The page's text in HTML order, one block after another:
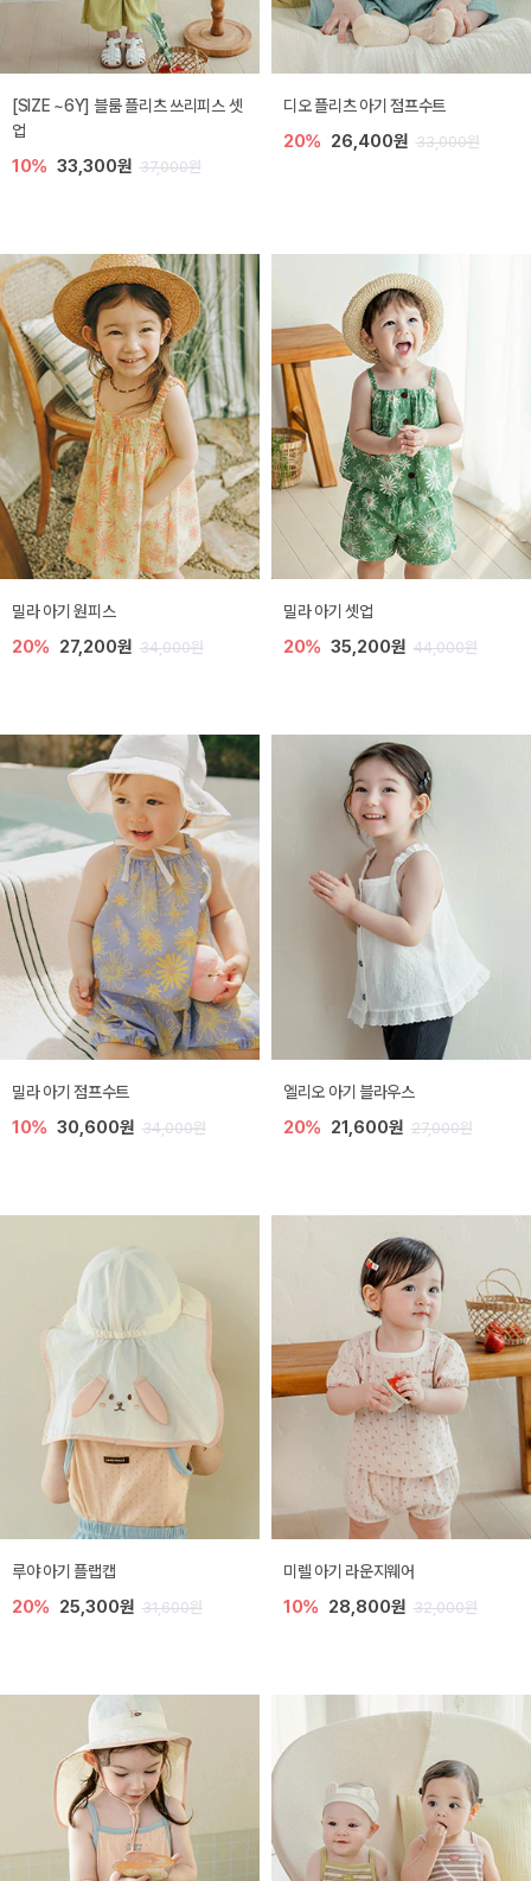
[SIZE ~6Y] 블룸 플리츠 쓰리피스 셋
업
10% 33,300원 37,000원
디오 플리츠 아기 점프수트
20% 26,400원 33,000원
밀라 아기 원피스
20% 27,200원 34,000원
밀라 아기 셋업
20% 35,200원 44,000원
밀라 아기 점프수트
10% 30,600원 34,000원
엘리오 아기 블라우스
20% 21,600원 27,000원
루야 아기 플랩캡
20% 25,300원 31,600원
미렐 아기 라운지웨어
10% 28,800원 32,000원